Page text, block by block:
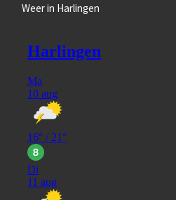
Weer in Harlingen